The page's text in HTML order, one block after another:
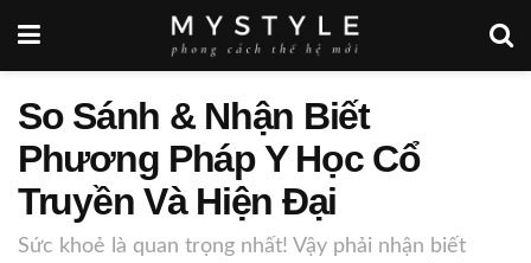
So Sánh & Nhận Biết
Phương Pháp Y Học Cổ
Truyền Và Hiện Đại
Sức khoẻ là quan trọng nhất! Vậy phải nhận biết